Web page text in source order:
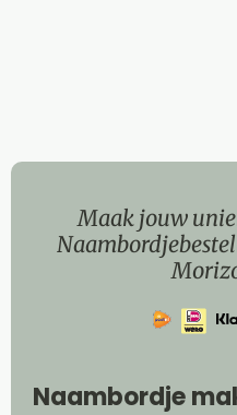
Maak jouw
Naambordje